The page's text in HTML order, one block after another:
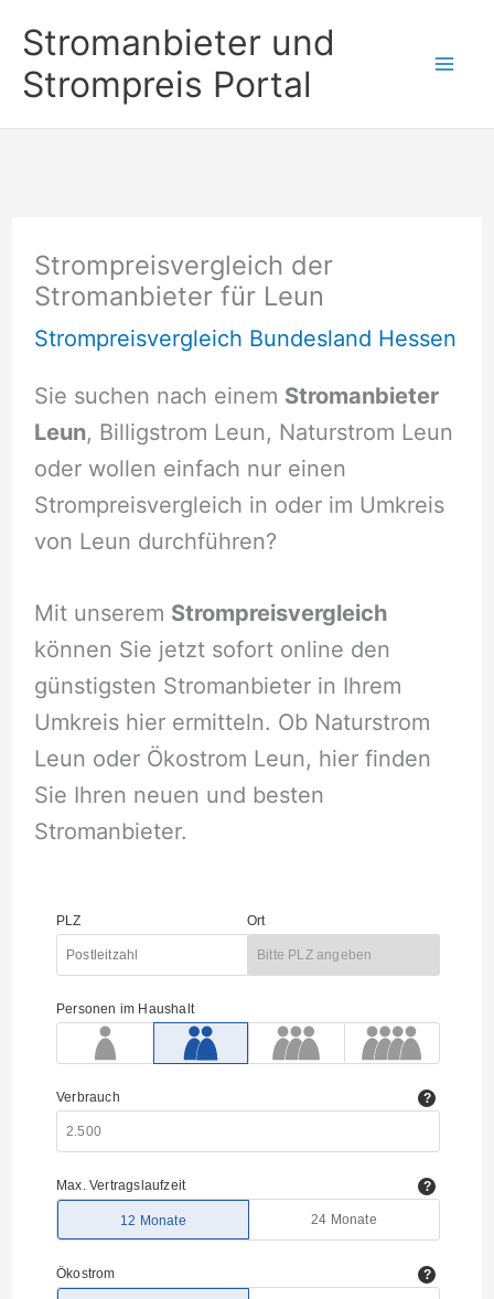
Inhalt
springen
Stromanbieter und
Strompreis Portal
Strompreisvergleich der
Stromanbieter für Leun
Strompreisvergleich Bundesland Hessen
Sie suchen nach einem Stromanbieter
Leun, Billigstrom Leun, Naturstrom Leun
oder wollen einfach nur einen
Strompreisvergleich in oder im Umkreis
von Leun durchführen?
Mit unserem Strompreisvergleich
können Sie jetzt sofort online den
günstigsten Stromanbieter in Ihrem
Umkreis hier ermitteln. Ob Naturstrom
Leun oder Ökostrom Leun, hier finden
Sie Ihren neuen und besten
Stromanbieter.